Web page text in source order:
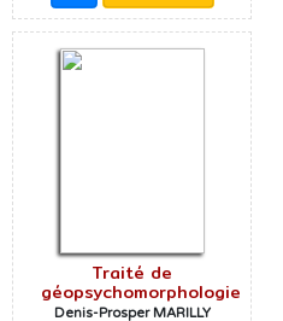
Traité de
géopsychomorphologie
Denis-Prosper MARILLY